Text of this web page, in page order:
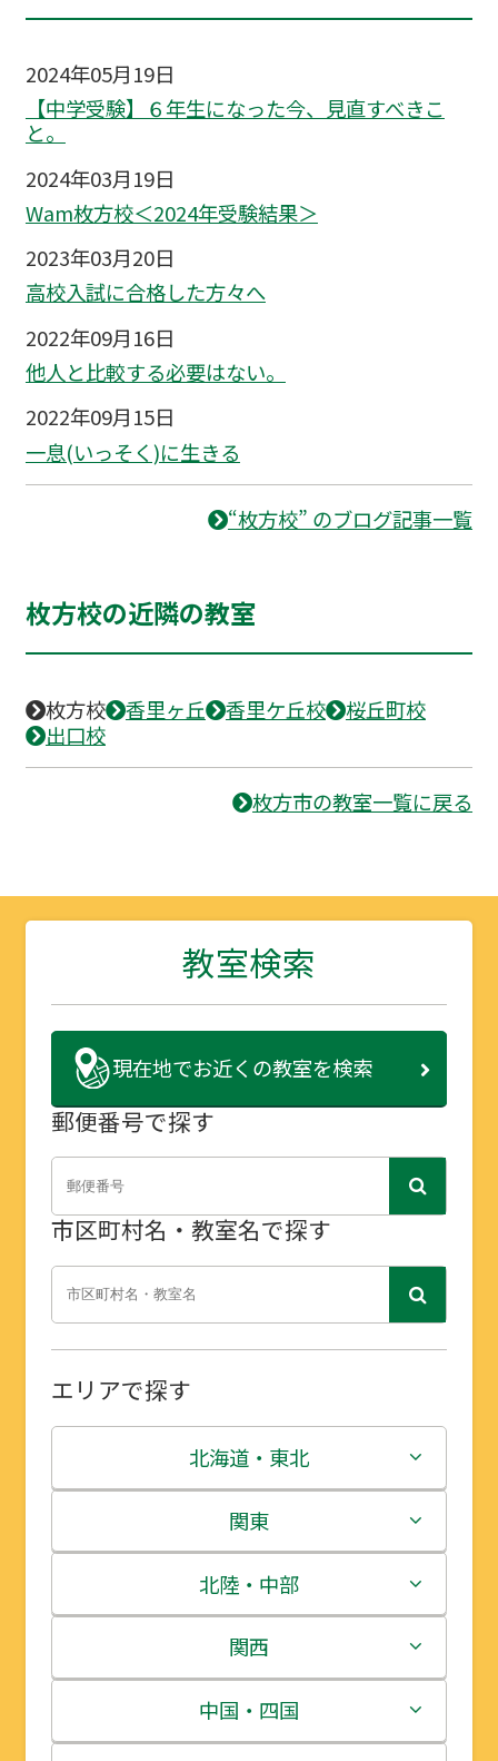
2024年05月19日
【中学受験】６年生になった今、見直すべきこ
と。
2024年03月19日
Wam枚方校＜2024年受験結果＞
2023年03月20日
高校入試に合格した方々へ
2022年09月16日
他人と比較する必要はない。
2022年09月15日
一息(いっそく)に生きる
“枚方校” のブログ記事一覧
枚方校の近隣の教室
枚方校 香里ヶ丘 香里ケ丘校
桜丘町校
出口校
枚方市の教室一覧に戻る
教室検索
現在地でお近くの教室を検索
郵便番号で探す
市区町村名・教室名で探す
エリアで探す
北海道・東北
北海道
青森県
岩手県
宮城県
関東
茨城県
栃木県
群馬県
北陸・中部
新潟県
富山県
関西
三重県
中国・四国